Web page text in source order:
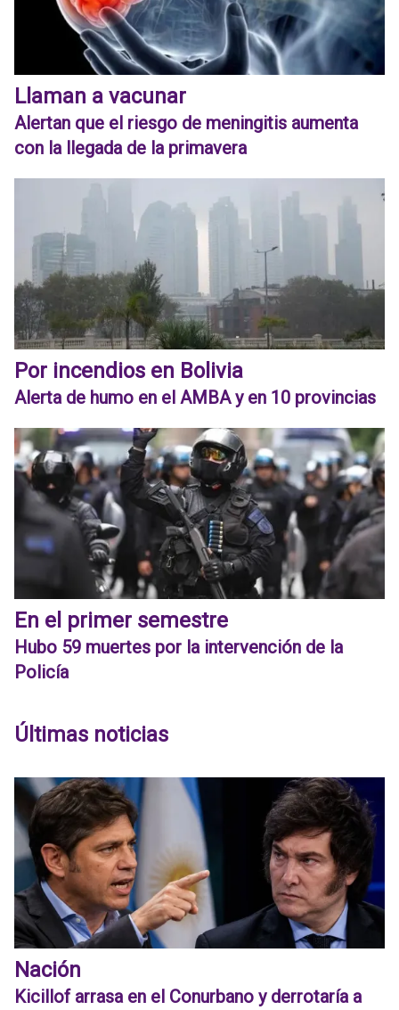
Llaman a vacunar
Alertan que el riesgo de meningitis aumenta
con la llegada de la primavera
Por incendios en Bolivia
Alerta de humo en el AMBA y en 10 provincias
En el primer semestre
Hubo 59 muertes por la intervención de la
Policía
Últimas noticias
Nación
Kicillof arrasa en el Conurbano y derrotaría a